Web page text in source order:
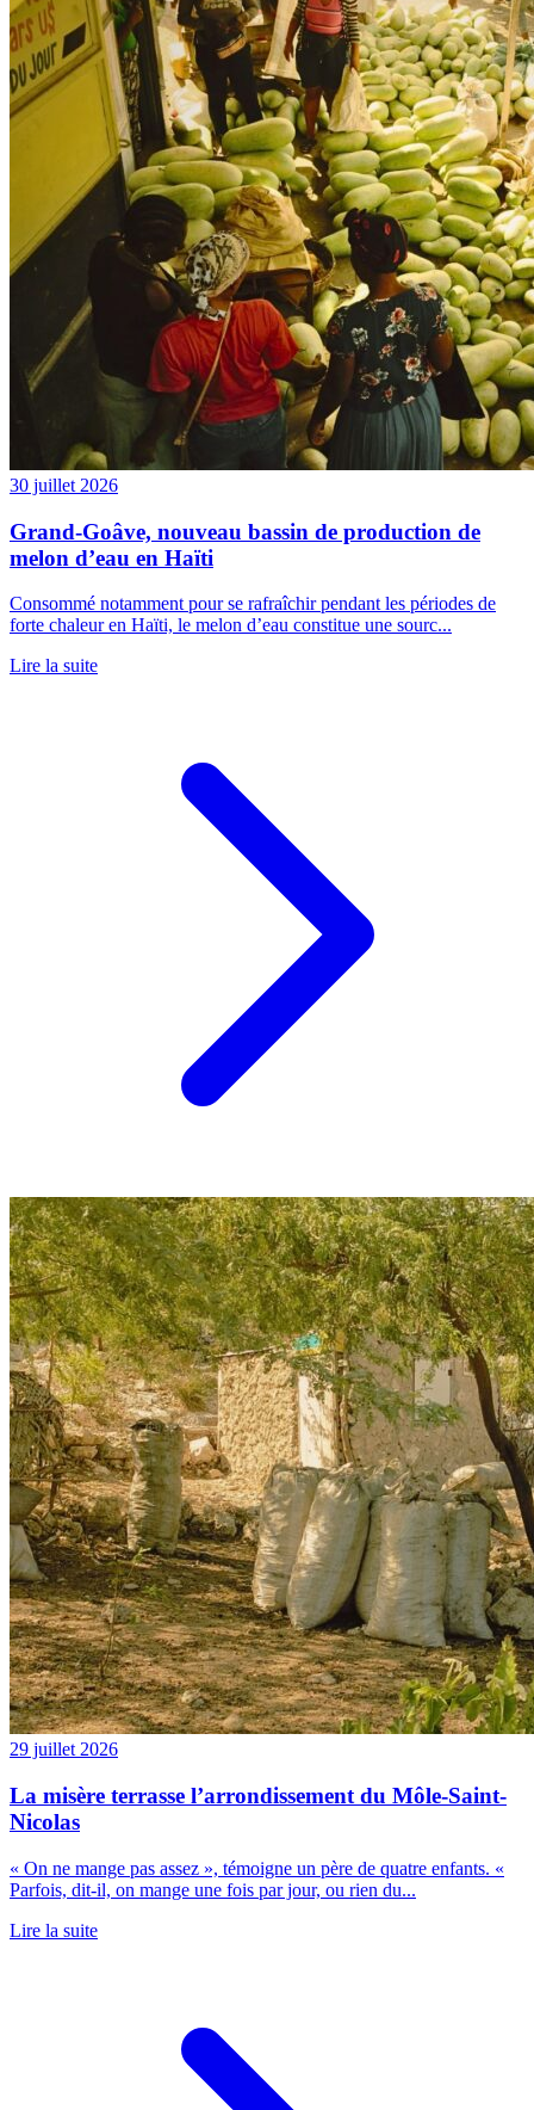
30 juillet 2026
Grand-Goâve, nouveau bassin de production de
melon d’eau en Haïti
Consommé notamment pour se rafraîchir pendant les périodes de
forte chaleur en Haïti, le melon d’eau constitue une sourc...
Lire la suite
29 juillet 2026
La misère terrasse l’arrondissement du Môle-Saint-
Nicolas
« On ne mange pas assez », témoigne un père de quatre enfants. «
Parfois, dit-il, on mange une fois par jour, ou rien du...
Lire la suite